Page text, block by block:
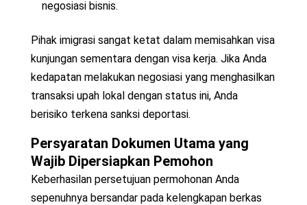
negosiasi bisnis.
Pihak imigrasi sangat ketat dalam memisahkan visa
kunjungan sementara dengan visa kerja. Jika Anda
kedapatan melakukan negosiasi yang menghasilkan
transaksi upah lokal dengan status ini, Anda
berisiko terkena sanksi deportasi.
Persyaratan Dokumen Utama yang
Wajib Dipersiapkan Pemohon
Keberhasilan persetujuan permohonan Anda
sepenuhnya bersandar pada kelengkapan berkas